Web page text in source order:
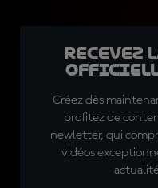
officielle
Créez dès
profitez de
newletter, qui
vidéos